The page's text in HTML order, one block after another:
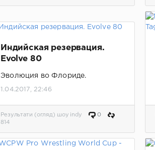
Индийская резервация.
Evolve 80
Эволюция во Флориде.
1.04.2017, 22:46
Результати (огляд) шоу indy
0
814